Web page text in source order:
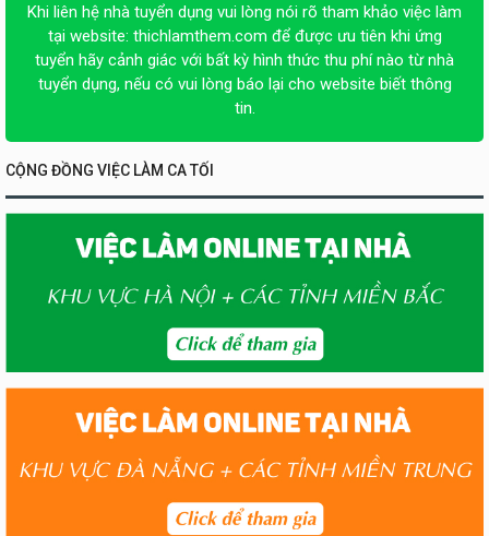
Khi liên hệ nhà tuyển dụng vui lòng nói rõ tham khảo việc làm
tại website: thichlamthem.com để được ưu tiên khi ứng
tuyển hãy cảnh giác với bất kỳ hình thức thu phí nào từ nhà
tuyển dụng, nếu có vui lòng báo lại cho website biết thông
tin.
CỘNG ĐỒNG VIỆC LÀM CA TỐI